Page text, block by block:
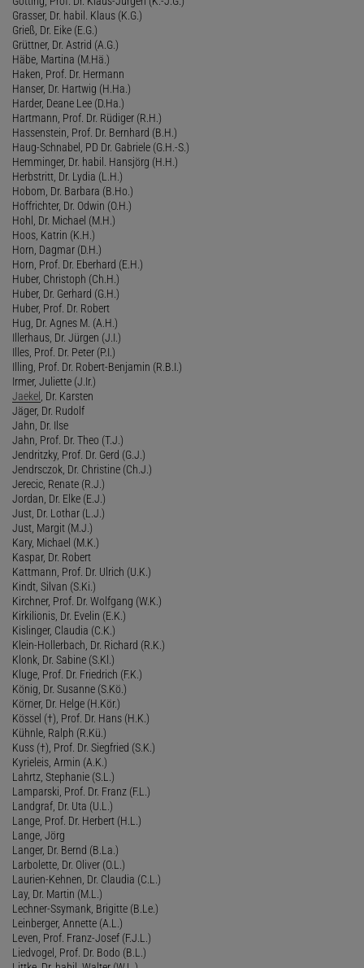
Grasser, Dr. habil. Klaus (K.G.)
Grieß, Dr. Eike (E.G.)
Grüttner, Dr. Astrid (A.G.)
Häbe, Martina (M.Hä.)
Haken, Prof. Dr. Hermann
Hanser, Dr. Hartwig (H.Ha.)
Harder, Deane Lee (D.Ha.)
Hartmann, Prof. Dr. Rüdiger (R.H.)
Hassenstein, Prof. Dr. Bernhard (B.H.)
Haug-Schnabel, PD Dr. Gabriele (G.H.-S.)
Hemminger, Dr. habil. Hansjörg (H.H.)
Herbstritt, Dr. Lydia (L.H.)
Hobom, Dr. Barbara (B.Ho.)
Hoffrichter, Dr. Odwin (O.H.)
Hohl, Dr. Michael (M.H.)
Hoos, Katrin (K.H.)
Horn, Dagmar (D.H.)
Horn, Prof. Dr. Eberhard (E.H.)
Huber, Christoph (Ch.H.)
Huber, Dr. Gerhard (G.H.)
Huber, Prof. Dr. Robert
Hug, Dr. Agnes M. (A.H.)
Illerhaus, Dr. Jürgen (J.I.)
Illes, Prof. Dr. Peter (P.I.)
Illing, Prof. Dr. Robert-Benjamin (R.B.I.)
Irmer, Juliette (J.Ir.)
Jaekel , Dr. Karsten
Jäger, Dr. Rudolf
Jahn, Dr. Ilse
Jahn, Prof. Dr. Theo (T.J.)
Jendritzky, Prof. Dr. Gerd (G.J.)
Jendrsczok, Dr. Christine (Ch.J.)
Jerecic, Renate (R.J.)
Jordan, Dr. Elke (E.J.)
Just, Dr. Lothar (L.J.)
Just, Margit (M.J.)
Kary, Michael (M.K.)
Kaspar, Dr. Robert
Kattmann, Prof. Dr. Ulrich (U.K.)
Kindt, Silvan (S.Ki.)
Kirchner, Prof. Dr. Wolfgang (W.K.)
Kirkilionis, Dr. Evelin (E.K.)
Kislinger, Claudia (C.K.)
Klein-Hollerbach, Dr. Richard (R.K.)
Klonk, Dr. Sabine (S.Kl.)
Kluge, Prof. Dr. Friedrich (F.K.)
König, Dr. Susanne (S.Kö.)
Körner, Dr. Helge (H.Kör.)
Kössel (†), Prof. Dr. Hans (H.K.)
Kühnle, Ralph (R.Kü.)
Kuss (†), Prof. Dr. Siegfried (S.K.)
Kyrieleis, Armin (A.K.)
Lahrtz, Stephanie (S.L.)
Lamparski, Prof. Dr. Franz (F.L.)
Landgraf, Dr. Uta (U.L.)
Lange, Prof. Dr. Herbert (H.L.)
Lange, Jörg
Langer, Dr. Bernd (B.La.)
Larbolette, Dr. Oliver (O.L.)
Laurien-Kehnen, Dr. Claudia (C.L.)
Lay, Dr. Martin (M.L.)
Lechner-Ssymank, Brigitte (B.Le.)
Leinberger, Annette (A.L.)
Leven, Prof. Franz-Josef (F.J.L.)
Liedvogel, Prof. Dr. Bodo (B.L.)